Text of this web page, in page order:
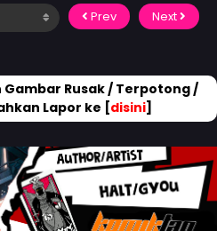
Prev Next
Rusak / Terpotong /
Lapor ke [disini]